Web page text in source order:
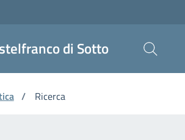
di Sotto
/ Ricerca